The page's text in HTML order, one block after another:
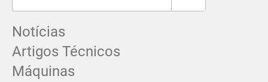
Notícias
Artigos Técnicos
Máquinas